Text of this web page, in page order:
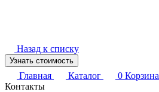
Назад к списку
Узнать стоимость
Главная Каталог 0 Корзина
Контакты